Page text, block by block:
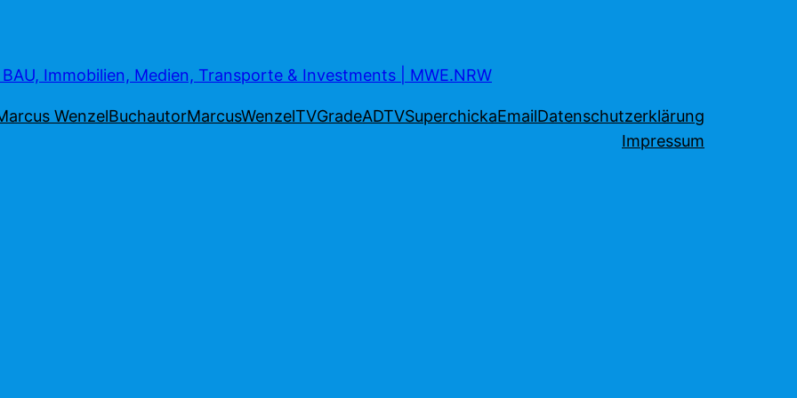
Immobilien, Medien, Transporte & Investments | MWE.NRW
WenzelBuchautorMarcusWenzelTVGradeADTVSuperchickaEmailDatenschutzerklärung
Impressum